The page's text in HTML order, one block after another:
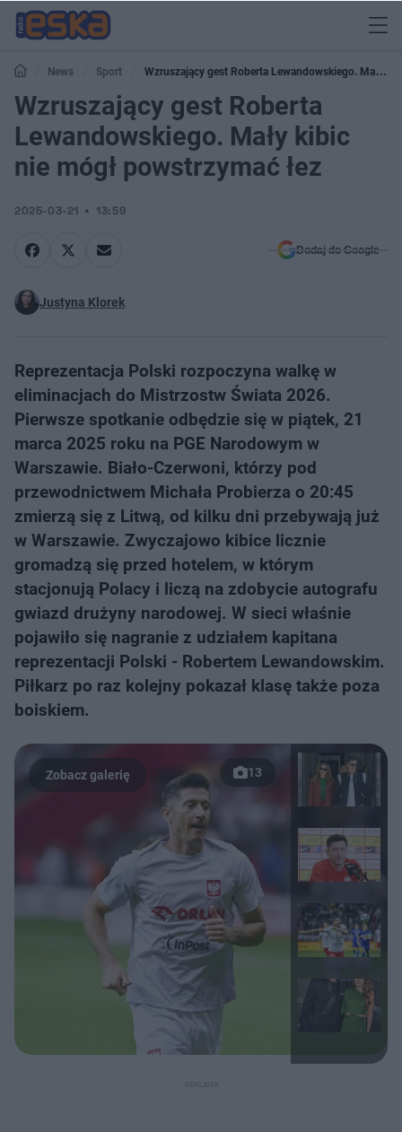
News Sport
Wzruszający gest Roberta Lewandowskiego. Mały
kibic nie mógł powstrzymać łez
Wzruszający gest Roberta
Lewandowskiego. Mały kibic
nie mógł powstrzymać łez
2025-03-21 13:59
Dodaj do Google
Justyna Klorek
Reprezentacja Polski rozpoczyna walkę w
eliminacjach do Mistrzostw Świata 2026.
Pierwsze spotkanie odbędzie się w piątek, 21
marca 2025 roku na PGE Narodowym w
Warszawie. Biało-Czerwoni, którzy pod
przewodnictwem Michała Probierza o 20:45
zmierzą się z Litwą, od kilku dni przebywają już
w Warszawie. Zwyczajowo kibice licznie
gromadzą się przed hotelem, w którym
stacjonują Polacy i liczą na zdobycie autografu
gwiazd drużyny narodowej. W sieci właśnie
pojawiło się nagranie z udziałem kapitana
reprezentacji Polski - Robertem Lewandowskim.
Piłkarz po raz kolejny pokazał klasę także poza
boiskiem.
13